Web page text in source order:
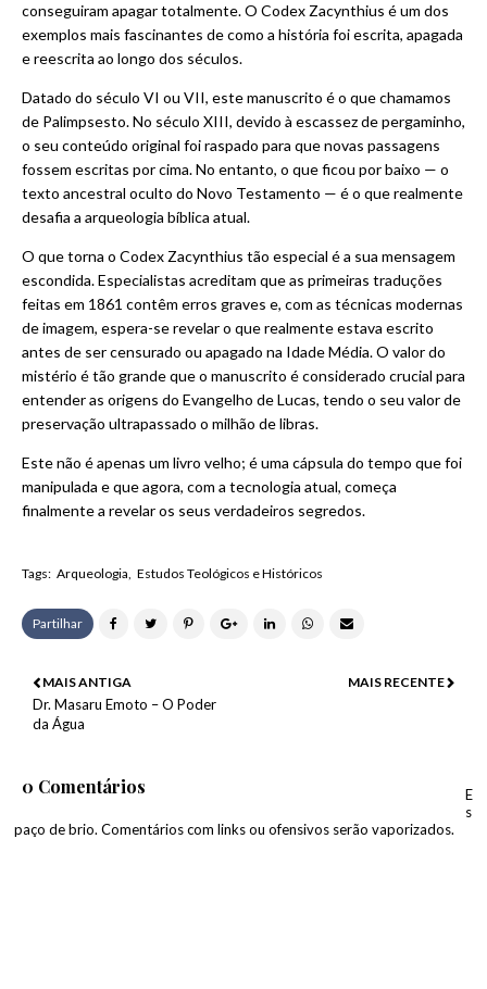
conseguiram apagar totalmente. O Codex Zacynthius é um dos
exemplos mais fascinantes de como a história foi escrita, apagada
e reescrita ao longo dos séculos.
Datado do século VI ou VII, este manuscrito é o que chamamos
de Palimpsesto. No século XIII, devido à escassez de pergaminho,
o seu conteúdo original foi raspado para que novas passagens
fossem escritas por cima. No entanto, o que ficou por baixo — o
texto ancestral oculto do Novo Testamento — é o que realmente
desafia a arqueologia bíblica atual.
O que torna o Codex Zacynthius tão especial é a sua mensagem
escondida. Especialistas acreditam que as primeiras traduções
feitas em 1861 contêm erros graves e, com as técnicas modernas
de imagem, espera-se revelar o que realmente estava escrito
antes de ser censurado ou apagado na Idade Média. O valor do
mistério é tão grande que o manuscrito é considerado crucial para
entender as origens do Evangelho de Lucas, tendo o seu valor de
preservação ultrapassado o milhão de libras.
Este não é apenas um livro velho; é uma cápsula do tempo que foi
manipulada e que agora, com a tecnologia atual, começa
finalmente a revelar os seus verdadeiros segredos.
Tags: Arqueologia Estudos Teológicos e Históricos
Partilhar
MAIS RECENTE
MAIS ANTIGA
Dr. Masaru Emoto – O Poder
da Água
0 Comentários
E
s
paço de brio. Comentários com links ou ofensivos serão vaporizados.